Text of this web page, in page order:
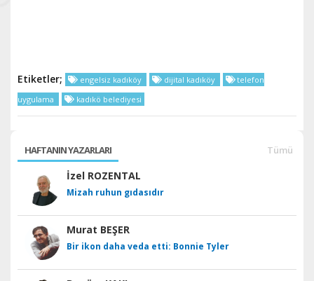
Etiketler; engelsiz kadıköy dijital kadıköy
telefon
uygulama
kadıkö belediyesi
HAFTANIN YAZARLARI Tümü
İzel ROZENTAL
Mizah ruhun gıdasıdır
Murat BEŞER
Bir ikon daha veda etti: Bonnie Tyler